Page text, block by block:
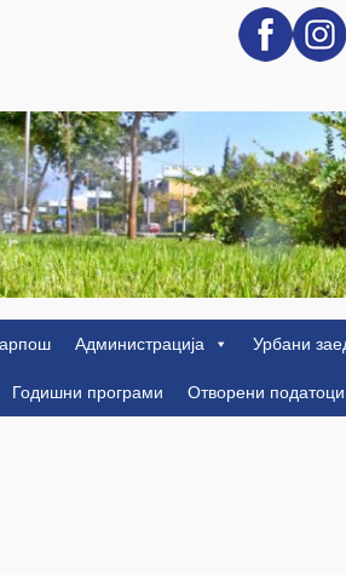
Администрација Урбани
Годишни програми Отворени податоци